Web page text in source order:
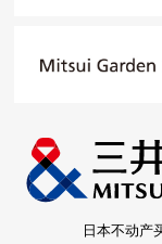
日本不动产